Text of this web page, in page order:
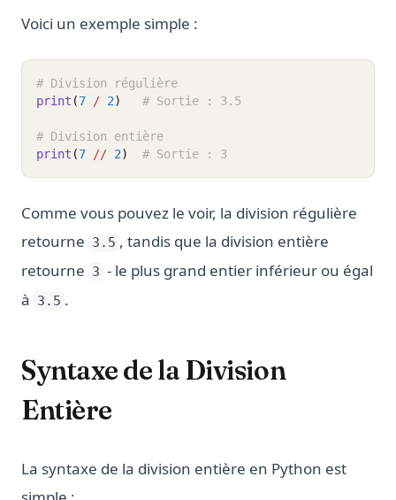
Voici un exemple simple :
# Division régulière
print (7 / 2) # Sortie : 3.5
# Division entière
print (7 // 2) # Sortie : 3
Comme vous pouvez le voir, la division régulière
retourne 3.5 , tandis que la division entière
retourne 3 - le plus grand entier inférieur ou égal
à 3.5 .
Syntaxe de la Division
Entière
La syntaxe de la division entière en Python est